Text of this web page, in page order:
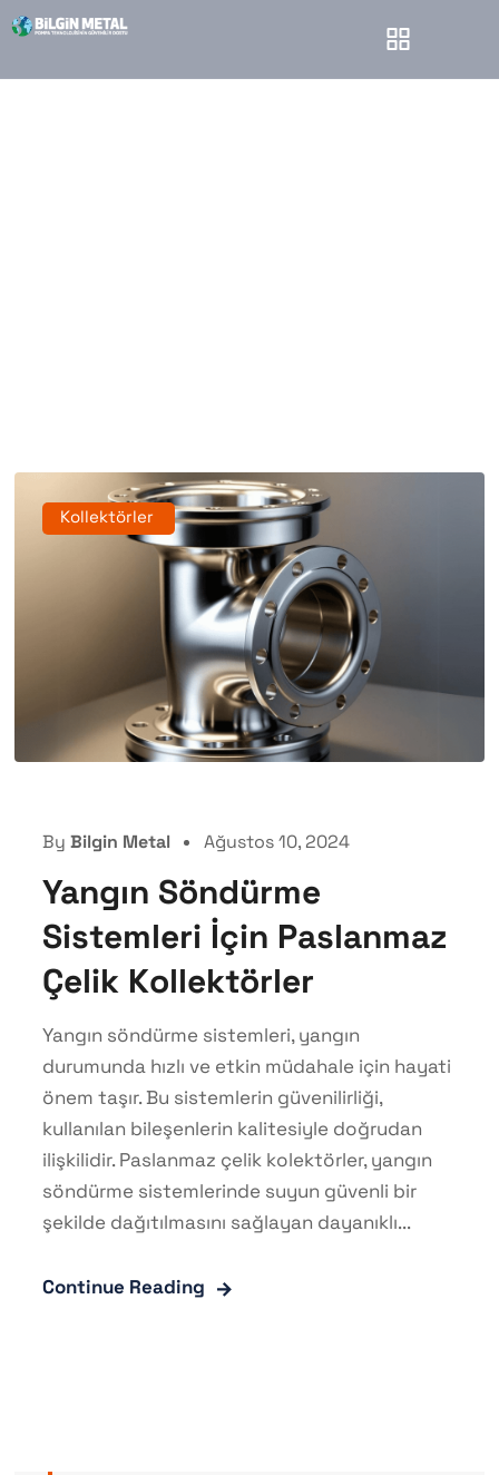
Kollektörler
By Bilgin Metal Ağustos 10, 2024
Yangın Söndürme
Sistemleri İçin Paslanmaz
Çelik Kollektörler
Yangın söndürme sistemleri, yangın
durumunda hızlı ve etkin müdahale için hayati
önem taşır. Bu sistemlerin güvenilirliği,
kullanılan bileşenlerin kalitesiyle doğrudan
ilişkilidir. Paslanmaz çelik kolektörler, yangın
söndürme sistemlerinde suyun güvenli bir
şekilde dağıtılmasını sağlayan dayanıklı...
Continue Reading